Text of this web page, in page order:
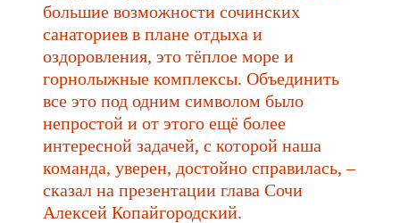
большие возможности сочинских
санаториев в плане отдыха и
оздоровления, это тёплое море и
горнолыжные комплексы. Объединить
все это под одним символом было
непростой и от этого ещё более
интересной задачей, с которой наша
команда, уверен, достойно справилась, –
сказал на презентации глава Сочи
Алексей Копайгородский.